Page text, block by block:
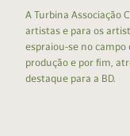
A Turbina Associação
artistas e para os
espraiou-se no
produção e por fim,
destaque para a BD.